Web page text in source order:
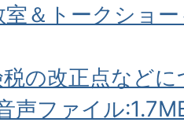
室＆トークショ
の改正点など
声ファイル